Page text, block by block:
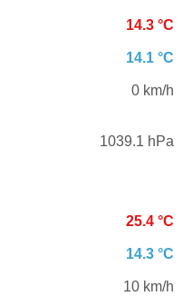
14.3 °C
14.1 °C
0 km/h
1039.1 hPa
25.4 °C
14.3 °C
10 km/h